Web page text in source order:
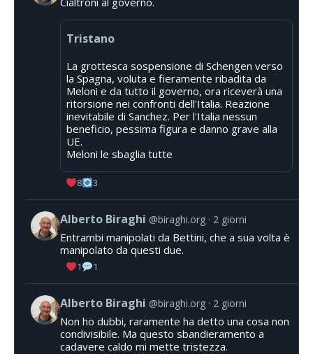
Tristano
La grottesca sospensione di Schengen verso
la Spagna, voluta e fieramente ribadita da
Meloni e da tutto il governo, ora riceverà una
ritorsione nei confronti dell'Italia. Reazione
inevitabile di Sanchez. Per l'Italia nessun
beneficio, pessima figura e danno grave alla
UE.
Meloni le sbaglia tutte
8 3
Alberto Biraghi @biraghi.org 2 giorni
Entrambi manipolati da Bettini, che a sua volta è
manipolato da questi due.
1 1
Alberto Biraghi @biraghi.org 2 giorni
Non ho dubbi, raramente ha detto una cosa non
condivisibile. Ma questo sbandieramento a
cadavere caldo mi mette tristezza.